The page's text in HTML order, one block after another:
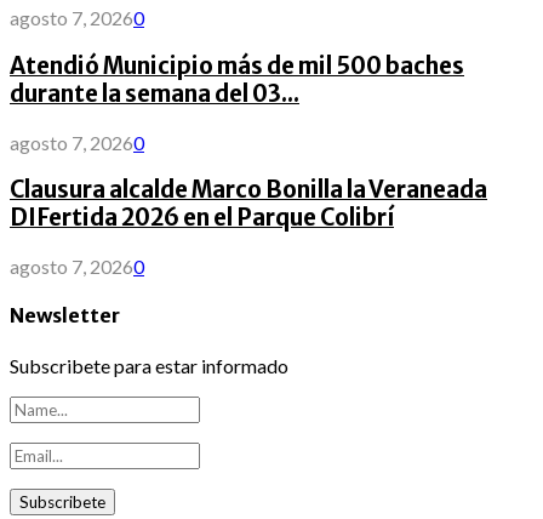
agosto 7, 20260
Atendió Municipio más de mil 500 baches
durante la semana del 03...
agosto 7, 20260
Clausura alcalde Marco Bonilla la Veraneada
DIFertida 2026 en el Parque Colibrí
agosto 7, 20260
Newsletter
Subscribete para estar informado